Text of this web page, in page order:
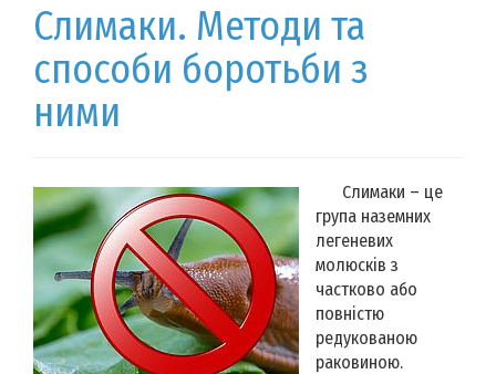
Слимаки. Методи та
способи боротьби з
ними
Слимаки – це
група наземних
легеневих
молюсків з
частково або
повністю
редукованою
раковиною.